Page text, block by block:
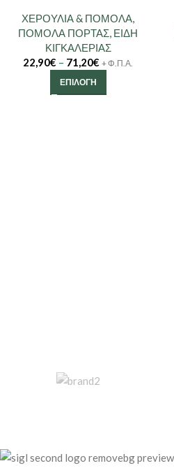
ΧΕΡΟΥΛΙΑ & ΠΟΜΟΛΑ,
ΠΟΜΟΛΑ ΠΟΡΤΑΣ, ΕΙΔΗ
ΚΙΓΚΑΛΕΡΙΑΣ
22,90€ – 71,20€ + Φ.Π.Α.
ΕΠΙΛΟΓΉ